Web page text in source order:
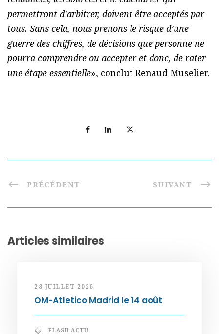
permettront d’arbitrer, doivent être acceptés par
tous. Sans cela, nous prenons le risque d’une
guerre des chiffres, de décisions que personne ne
pourra comprendre ou accepter et donc, de rater
une étape essentielle», conclut Renaud Muselier.
PRÉCÉDENT SUIVANT
Articles similaires
28 JUILLET 2026
OM-Atletico Madrid le 14 août
FLASH ACTU